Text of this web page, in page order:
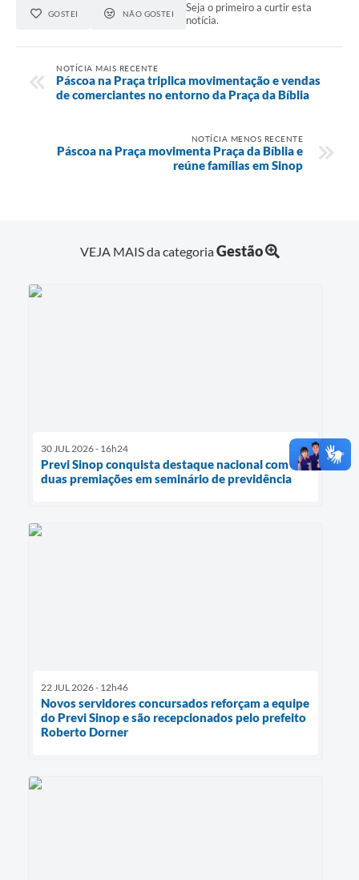
GOSTEI NÃO GOSTEI
Seja o primeiro a curtir esta
notícia.
NOTÍCIA MAIS RECENTE
Páscoa na Praça triplica movimentação e vendas
de comerciantes no entorno da Praça da Bíblia
NOTÍCIA MENOS RECENTE
Páscoa na Praça movimenta Praça da Bíblia e
reúne famílias em Sinop
VEJA MAIS da categoriaGestão
30 JUL 2026 - 16h24
Previ Sinop conquista destaque nacional com
duas premiações em seminário de previdência
22 JUL 2026 - 12h46
Novos servidores concursados reforçam a equipe
do Previ Sinop e são recepcionados pelo prefeito
Roberto Dorner